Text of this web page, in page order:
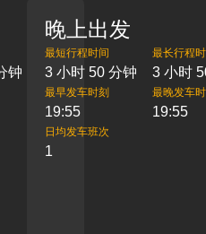
钟
晚上出发
最短行程时间
3 小时 50 分钟
最长行程
3 小时
最早发车时刻
19:55
最晚发车
19:55
日均发车班次
1